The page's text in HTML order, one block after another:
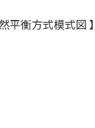
平衡方式模式図 】